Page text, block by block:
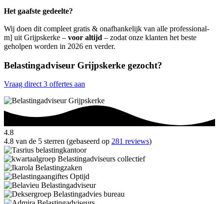
Het gaafste gedeelte?
Wij doen dit compleet gratis & onafhankelijk van alle professional-
m] uit Grijpskerke – voor altijd – zodat onze klanten het beste
geholpen worden in 2026 en verder.
Belastingadviseur Grijpskerke gezocht?
Vraag direct 3 offertes aan
4.8
4.8 van de 5 sterren (gebaseerd op 281 reviews)